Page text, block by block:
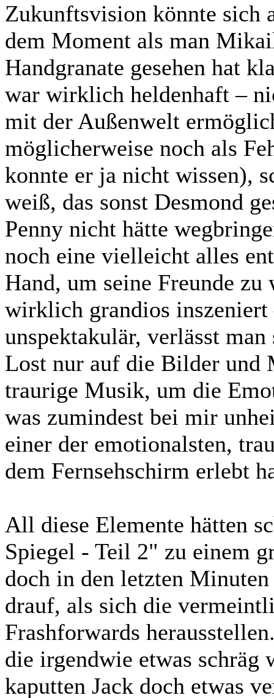
Zukunftsvision könnte sich
dem Moment als man
Handgranate gesehen hat
war wirklich heldenhaft –
mit der Außenwelt
möglicherweise noch als
konnte er ja nicht wissen),
weiß, das sonst Desmond
Penny nicht hätte
noch eine vielleicht alles
Hand, um seine Freunde
wirklich grandios
unspektakulär, verlässt
Lost nur auf die Bilder und
traurige Musik, um die
was zumindest bei mir
einer der emotionalsten,
dem Fernsehschirm erlebt
All diese Elemente hätten
Spiegel - Teil 2" zu einem
doch in den letzten
drauf, als sich die
Frashforwards
die irgendwie etwas
kaputten Jack doch etwas